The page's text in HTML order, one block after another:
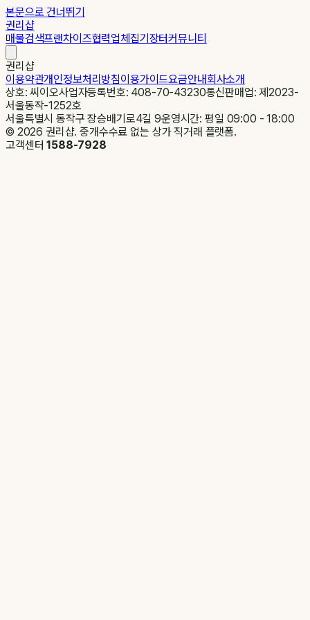
본문으로 건너뛰기
권리샵
매물검색프랜차이즈협력업체집기장터커뮤니티
권리샵
이용약관개인정보처리방침이용가이드요금안내회사소개
상호: 씨이오사업자등록번호: 408-70-43230통신판매업: 제2023-
서울동작-1252호
서울특별시 동작구 장승배기로4길 9운영시간: 평일 09:00 - 18:00
© 2026 권리샵. 중개수수료 없는 상가 직거래 플랫폼.
고객센터1588-7928